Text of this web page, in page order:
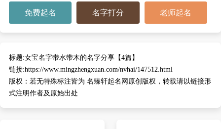
免费起名 名字打分 老师起名
标题:女宝名字带水带木的名字分享【4篇】
链接:https://www.mingzhengxuan.com/nvhai/147512.html
版权： 若无特殊标注皆为 名臻轩起名网原创版权，转载请以链接形
式注明作者及原始出处